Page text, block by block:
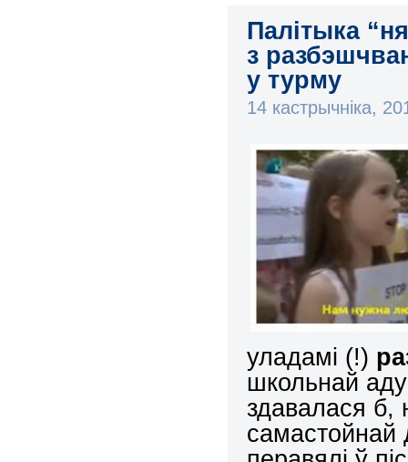
Палітыка
з
у турму
14 кастрычніка,
уладамі (!)
школьнай
здавалася б,